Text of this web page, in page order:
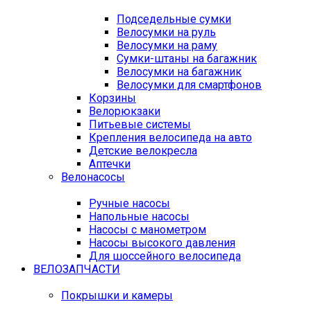
Подседельные сумки
Велосумки на руль
Велосумки на раму
Сумки-штаны на багажник
Велосумки на багажник
Велосумки для смартфонов
Корзины
Велорюкзаки
Питьевые системы
Крепления велосипеда на авто
Детские велокресла
Аптечки
Велонасосы
Ручные насосы
Напольные насосы
Насосы с манометром
Насосы высокого давления
Для шоссейного велосипеда
ВЕЛОЗАПЧАСТИ
Покрышки и камеры